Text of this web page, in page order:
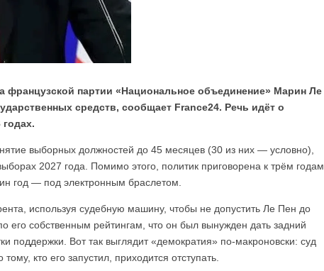
французской партии «Национальное объединение» Марин Ле
средств, сообщает France24. Речь идёт о
выборных должностей до 45 месяцев (30 из них — условно),
2027 года. Помимо этого, политик приговорена к трём годам
год — под электронным браслетом.
используя судебную машину, чтобы не допустить Ле Пен до
его собственным рейтингам, что он был вынужден дать задний
поддержки. Вот так выглядит «демократия» по-макроновски: суд
кто его запустил, приходится отступать.